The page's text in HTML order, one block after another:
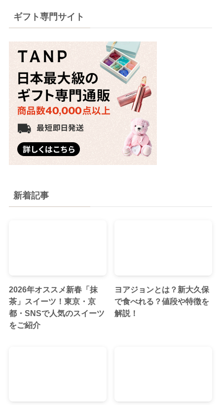
ギフト専門サイト
新着記事
2026年オススメ新春「抹
茶」スイーツ！東京・京
都・SNSで人気のスイーツ
をご紹介
ヨアジョンとは？新大久保
で食べれる？値段や特徴を
解説！